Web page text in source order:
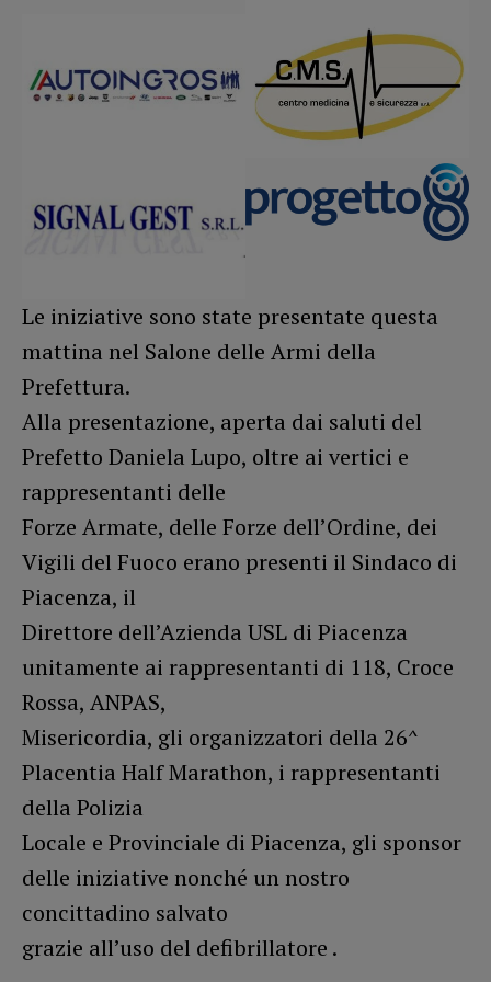
Le iniziative sono state presentate questa
mattina nel Salone delle Armi della
Prefettura.
Alla presentazione, aperta dai saluti del
Prefetto Daniela Lupo, oltre ai vertici e
rappresentanti delle
Forze Armate, delle Forze dell’Ordine, dei
Vigili del Fuoco erano presenti il Sindaco di
Piacenza, il
Direttore dell’Azienda USL di Piacenza
unitamente ai rappresentanti di 118, Croce
Rossa, ANPAS,
Misericordia, gli organizzatori della 26^
Placentia Half Marathon, i rappresentanti
della Polizia
Locale e Provinciale di Piacenza, gli sponsor
delle iniziative nonché un nostro
concittadino salvato
grazie all’uso del defibrillatore .